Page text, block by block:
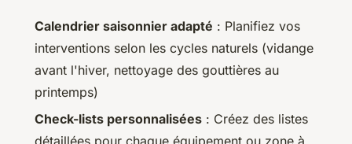
Calendrier saisonnier adapté : Planifiez vos
interventions selon les cycles naturels (vidange
avant l'hiver, nettoyage des gouttières au
printemps)
Check-lists personnalisées : Créez des listes